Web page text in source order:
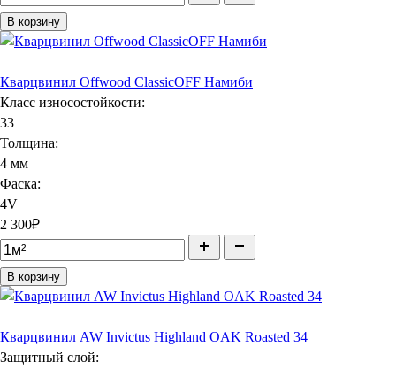
В корзину
Кварцвинил Offwood ClassicOFF Намиби
Класс износостойкости:
33
Толщина:
4 мм
Фаска:
4V
2 300₽
В корзину
Кварцвинил AW Invictus Highland OAK Roasted 34
Защитный слой: